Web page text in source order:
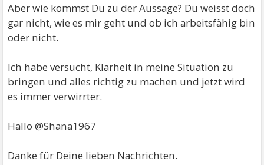
Aber wie kommst Du zu der Aussage? Du weisst doch
gar nicht, wie es mir geht und ob ich arbeitsfähig bin
oder nicht.
Ich habe versucht, Klarheit in meine Situation zu
bringen und alles richtig zu machen und jetzt wird
es immer verwirrter.
Hallo @Shana1967
Danke für Deine lieben Nachrichten.